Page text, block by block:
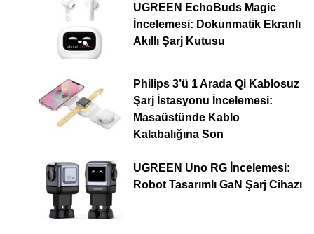
UGREEN EchoBuds Magic
İncelemesi: Dokunmatik Ekranlı
Akıllı Şarj Kutusu
Philips 3’ü 1 Arada Qi Kablosuz
Şarj İstasyonu İncelemesi:
Masaüstünde Kablo
Kalabalığına Son
UGREEN Uno RG İncelemesi:
Robot Tasarımlı GaN Şarj Cihazı